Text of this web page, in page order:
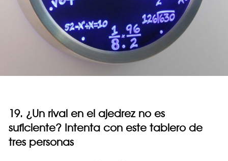
19. ¿Un rival en el ajedrez no es
suficiente? Intenta con este tablero de
tres personas